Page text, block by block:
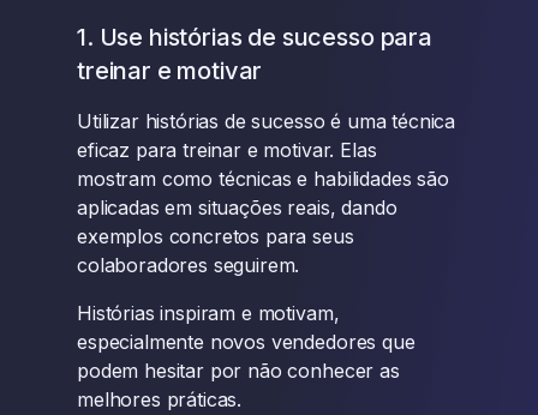
1. Use histórias de sucesso para
treinar e motivar
Utilizar histórias de sucesso é uma técnica
eficaz para treinar e motivar. Elas
mostram como técnicas e habilidades são
aplicadas em situações reais, dando
exemplos concretos para seus
colaboradores seguirem.
Histórias inspiram e motivam,
especialmente novos vendedores que
podem hesitar por não conhecer as
melhores práticas.